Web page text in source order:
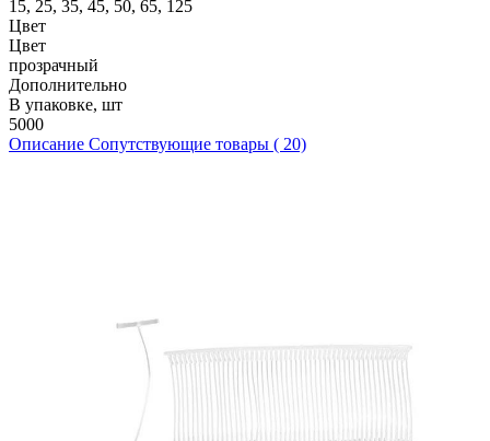
15, 25, 35, 45, 50, 65, 125
Цвет
Цвет
прозрачный
Дополнительно
В упаковке, шт
5000
Описание Сопутствующие товары ( 20)